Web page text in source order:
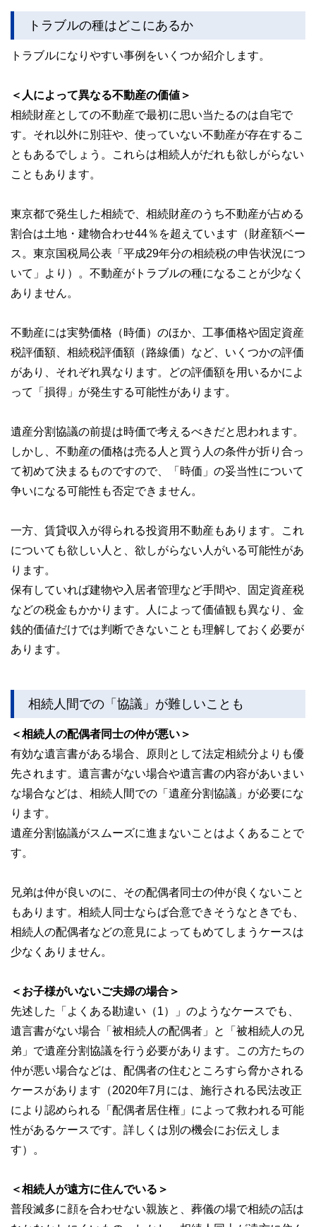
トラブルの種はどこにあるか
トラブルになりやすい事例をいくつか紹介します。
＜人によって異なる不動産の価値＞
相続財産としての不動産で最初に思い当たるのは自宅で
す。それ以外に別荘や、使っていない不動産が存在するこ
ともあるでしょう。これらは相続人がだれも欲しがらない
こともあります。
東京都で発生した相続で、相続財産のうち不動産が占める
割合は土地・建物合わせ44％を超えています（財産額ベー
ス。東京国税局公表「平成29年分の相続税の申告状況につ
いて」より）。不動産がトラブルの種になることが少なく
ありません。
不動産には実勢価格（時価）のほか、工事価格や固定資産
税評価額、相続税評価額（路線価）など、いくつかの評価
があり、それぞれ異なります。どの評価額を用いるかによ
って「損得」が発生する可能性があります。
遺産分割協議の前提は時価で考えるべきだと思われます。
しかし、不動産の価格は売る人と買う人の条件が折り合っ
て初めて決まるものですので、「時価」の妥当性について
争いになる可能性も否定できません。
一方、賃貸収入が得られる投資用不動産もあります。これ
についても欲しい人と、欲しがらない人がいる可能性があ
ります。
保有していれば建物や入居者管理など手間や、固定資産税
などの税金もかかります。人によって価値観も異なり、金
銭的価値だけでは判断できないことも理解しておく必要が
あります。
相続人間での「協議」が難しいことも
＜相続人の配偶者同士の仲が悪い＞
有効な遺言書がある場合、原則として法定相続分よりも優
先されます。遺言書がない場合や遺言書の内容があいまい
な場合などは、相続人間での「遺産分割協議」が必要にな
ります。
遺産分割協議がスムーズに進まないことはよくあることで
す。
兄弟は仲が良いのに、その配偶者同士の仲が良くないこと
もあります。相続人同士ならば合意できそうなときでも、
相続人の配偶者などの意見によってもめてしまうケースは
少なくありません。
＜お子様がいないご夫婦の場合＞
先述した「よくある勘違い（1）」のようなケースでも、
遺言書がない場合「被相続人の配偶者」と「被相続人の兄
弟」で遺産分割協議を行う必要があります。この方たちの
仲が悪い場合などは、配偶者の住むところすら脅かされる
ケースがあります（2020年7月には、施行される民法改正
により認められる「配偶者居住権」によって救われる可能
性があるケースです。詳しくは別の機会にお伝えしま
す）。
＜相続人が遠方に住んでいる＞
普段滅多に顔を合わせない親族と、葬儀の場で相続の話は